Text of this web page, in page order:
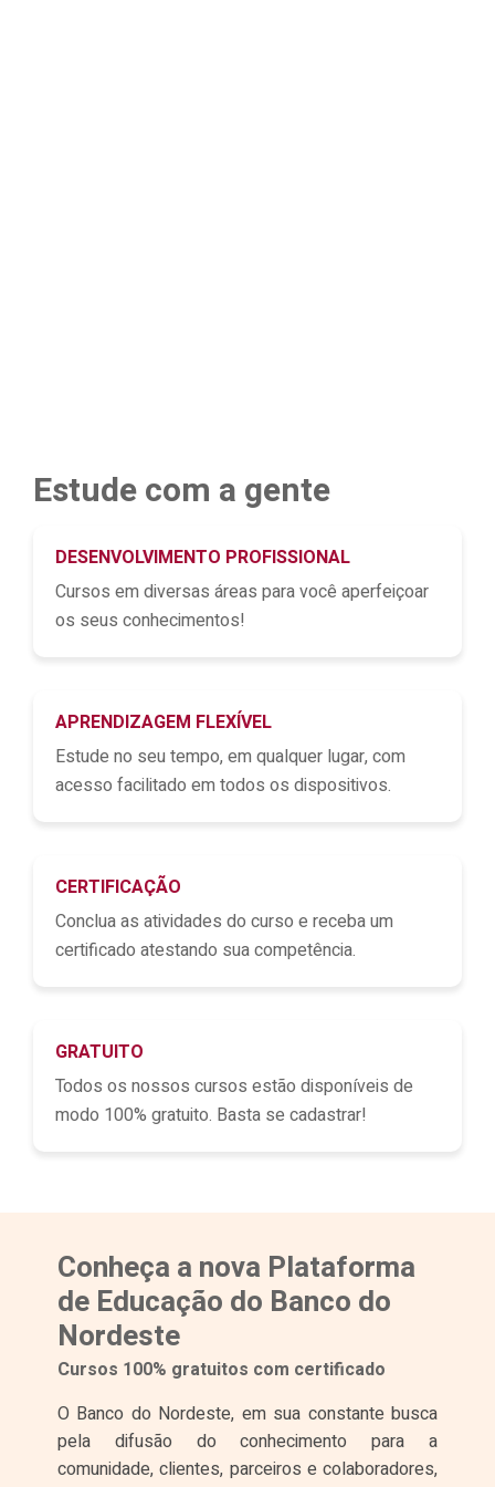
Estude com a gente
DESENVOLVIMENTO PROFISSIONAL
Cursos em diversas áreas para você aperfeiçoar
os seus conhecimentos!
APRENDIZAGEM FLEXÍVEL
Estude no seu tempo, em qualquer lugar, com
acesso facilitado em todos os dispositivos.
CERTIFICAÇÃO
Conclua as atividades do curso e receba um
certificado atestando sua competência.
GRATUITO
Todos os nossos cursos estão disponíveis de
modo 100% gratuito. Basta se cadastrar!
Conheça a nova Plataforma
de Educação do Banco do
Nordeste
Cursos 100% gratuitos com certificado
O Banco do Nordeste, em sua constante busca
pela difusão do conhecimento para a
comunidade, clientes, parceiros e colaboradores,